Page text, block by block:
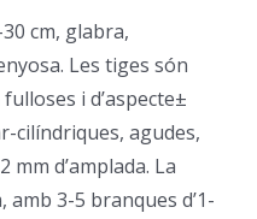
cm, glabra,
Les tiges són
i d’aspecte±
cilíndriques, agudes,
mm d’amplada. La
3-5 branques d’1-